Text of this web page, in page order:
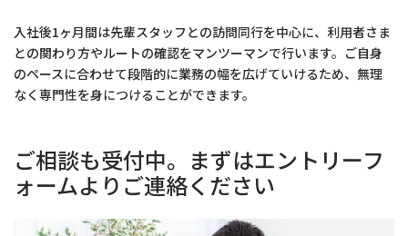
入社後1ヶ月間は先輩スタッフとの訪問同行を中心に、利用者さま
との関わり方やルートの確認をマンツーマンで行います。ご自身
のペースに合わせて段階的に業務の幅を広げていけるため、無理
なく専門性を身につけることができます。
ご相談も受付中。まずはエントリーフ
ォームよりご連絡ください